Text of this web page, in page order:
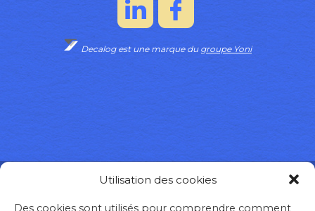
Utilisation des cookies
Des cookies sont utilisés pour comprendre comment
Decalog est une marque du groupe Yoni
© DECALOG
MENTIONS LÉGALES
POLITIQUE COOKIES PLAN DU SITE